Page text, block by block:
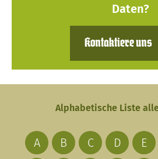
Daten?
Kontaktiere uns
Alphabetische Liste
A B C D E